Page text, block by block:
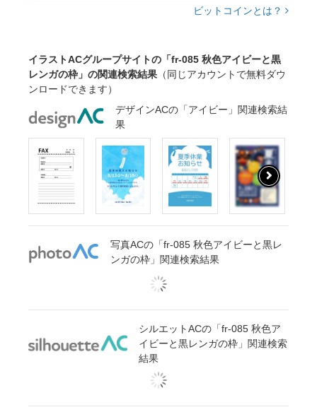
ビットコインとは？
イラストACグループサイトの「fr-085 秋色アイビーと黒
レンガの枠」の関連検索結果 （同じアカウントで無料ダウ
ンロードできます）
デザインACの「アイビー」関連検索結
果
写真ACの「fr-085 秋色アイビーと黒レ
ンガの枠」関連検索結果
シルエットACの「fr-085 秋色ア
イビーと黒レンガの枠」関連検索
結果